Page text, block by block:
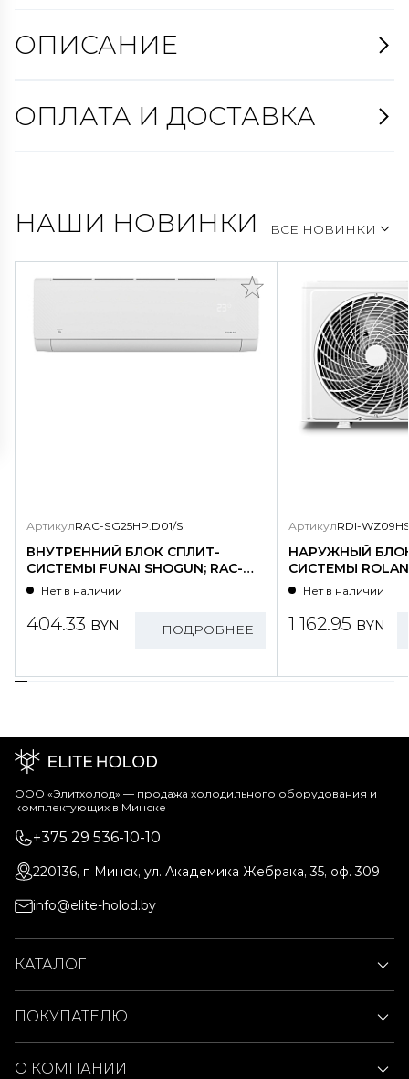
ОПИСАНИЕ
ОПЛАТА И ДОСТАВКА
НАШИ НОВИНКИ ВСЕ НОВИНКИ
АртикулRAC-SG25HP.D01/S
ВНУТРЕННИЙ БЛОК СПЛИТ-
СИСТЕМЫ FUNAI SHOGUN; RAC-
SG25HP.D01/S
Нет в наличии
404.33 BYN ПОДРОБНЕЕ
АртикулRDI-
НАРУЖНЫЙ
СИСТЕМЫ
WZ09HSS/N1-
Нет в наличии
1 162.95 BYN
ООО «Элитхолод» ― продажа холодильного оборудования и
комплектующих в Минске
+375 29 536-10-10
220136, г. Минск, ул. Академика Жебрака, 35, оф. 309
info@elite-holod.by
КАТАЛОГ
ПОКУПАТЕЛЮ
О КОМПАНИИ